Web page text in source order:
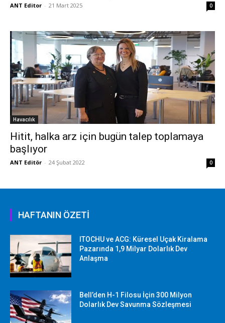
ANT Editor - 21 Mart 2025 0
Havacılık
Hitit, halka arz için bugün talep toplamaya
başlıyor
ANT Editör - 24 Şubat 2022 0
HAFTANIN ÖZETİ
ITOCHU ve ACG: Küresel Uçak Kiralama
Pazarında 1,9 Milyar Dolarlık Dev
Anlaşma
Bell’den H-1 Filosu İçin 300 Milyon
Dolarlık Dev Savunma Sözleşmesi